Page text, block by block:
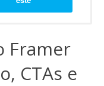
Framer
CTAs e